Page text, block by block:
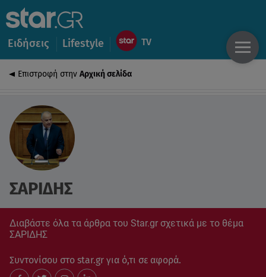
Ειδήσεις Lifestyle
Επιστροφή στην Αρχική σελίδα
ΣΑΡΙΔΗΣ
Διαβάστε όλα τα άρθρα του Star.gr σχετικά με το θέμα
ΣΑΡΙΔΗΣ
Συντονίσου στο star.gr για ό,τι σε αφορά.